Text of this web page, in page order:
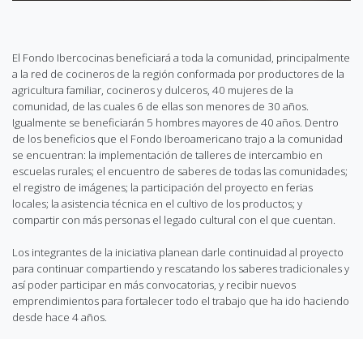
El Fondo Ibercocinas beneficiará a toda la comunidad, principalmente
a la red de cocineros de la región conformada por productores de la
agricultura familiar, cocineros y dulceros, 40 mujeres de la
comunidad, de las cuales 6 de ellas son menores de 30 años.
Igualmente se beneficiarán 5 hombres mayores de 40 años. Dentro
de los beneficios que el Fondo Iberoamericano trajo a la comunidad
se encuentran: la implementación de talleres de intercambio en
escuelas rurales; el encuentro de saberes de todas las comunidades;
el registro de imágenes; la participación del proyecto en ferias
locales; la asistencia técnica en el cultivo de los productos; y
compartir con más personas el legado cultural con el que cuentan.
Los integrantes de la iniciativa planean darle continuidad al proyecto
para continuar compartiendo y rescatando los saberes tradicionales y
así poder participar en más convocatorias, y recibir nuevos
emprendimientos para fortalecer todo el trabajo que ha ido haciendo
desde hace 4 años.